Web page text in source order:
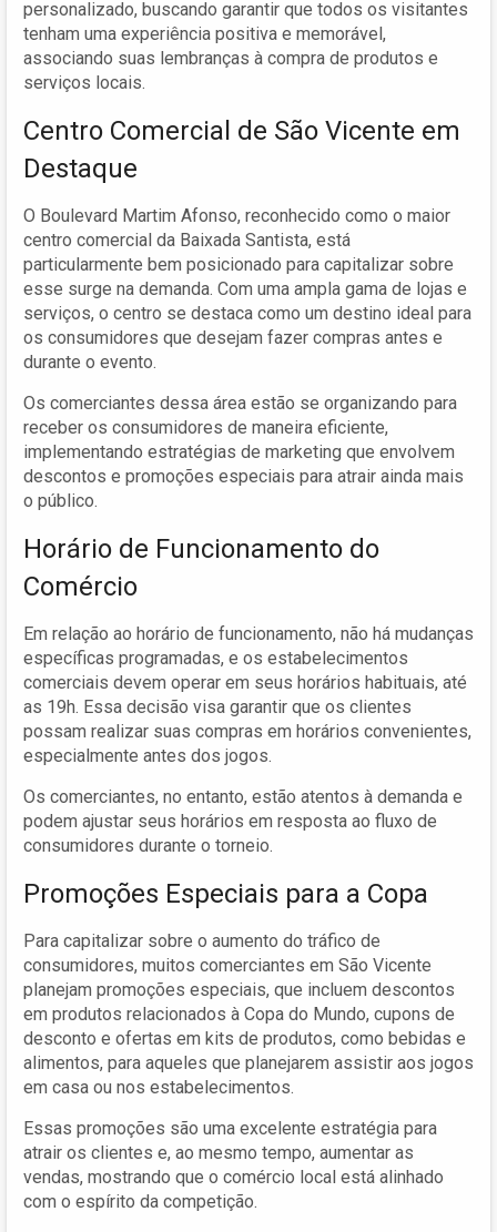
personalizado, buscando garantir que todos os visitantes
tenham uma experiência positiva e memorável,
associando suas lembranças à compra de produtos e
serviços locais.
Centro Comercial de São Vicente em
Destaque
O Boulevard Martim Afonso, reconhecido como o maior
centro comercial da Baixada Santista, está
particularmente bem posicionado para capitalizar sobre
esse surge na demanda. Com uma ampla gama de lojas e
serviços, o centro se destaca como um destino ideal para
os consumidores que desejam fazer compras antes e
durante o evento.
Os comerciantes dessa área estão se organizando para
receber os consumidores de maneira eficiente,
implementando estratégias de marketing que envolvem
descontos e promoções especiais para atrair ainda mais
o público.
Horário de Funcionamento do
Comércio
Em relação ao horário de funcionamento, não há mudanças
específicas programadas, e os estabelecimentos
comerciais devem operar em seus horários habituais, até
as 19h. Essa decisão visa garantir que os clientes
possam realizar suas compras em horários convenientes,
especialmente antes dos jogos.
Os comerciantes, no entanto, estão atentos à demanda e
podem ajustar seus horários em resposta ao fluxo de
consumidores durante o torneio.
Promoções Especiais para a Copa
Para capitalizar sobre o aumento do tráfico de
consumidores, muitos comerciantes em São Vicente
planejam promoções especiais, que incluem descontos
em produtos relacionados à Copa do Mundo, cupons de
desconto e ofertas em kits de produtos, como bebidas e
alimentos, para aqueles que planejarem assistir aos jogos
em casa ou nos estabelecimentos.
Essas promoções são uma excelente estratégia para
atrair os clientes e, ao mesmo tempo, aumentar as
vendas, mostrando que o comércio local está alinhado
com o espírito da competição.